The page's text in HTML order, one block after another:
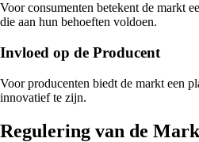
Voor consumenten betekent de markt
die aan hun behoeften voldoen.
Invloed op de Producent
Voor producenten biedt de markt een
innovatief te zijn.
Regulering van de